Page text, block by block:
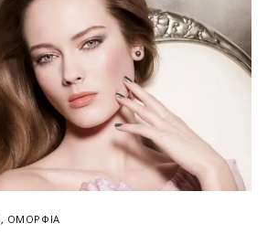
, ΟΜΟΡΦΙΑ